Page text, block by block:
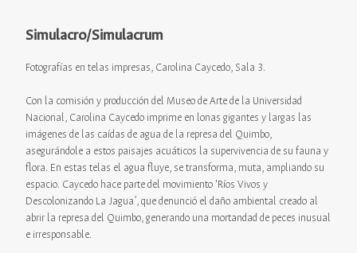
Simulacro/Simulacrum
Fotografías en telas impresas, Carolina Caycedo, Sala 3.
Con la comisión y producción del Museo de Arte de la Universidad
Nacional, Carolina Caycedo imprime en lonas gigantes y largas las
imágenes de las caídas de agua de la represa del Quimbo,
asegurándole a estos paisajes acuáticos la supervivencia de su fauna y
flora. En estas telas el agua fluye, se transforma, muta, ampliando su
espacio. Caycedo hace parte del movimiento ‘Ríos Vivos y
Descolonizando La Jagua’, que denunció el daño ambiental creado al
abrir la represa del Quimbo, generando una mortandad de peces inusual
e irresponsable.